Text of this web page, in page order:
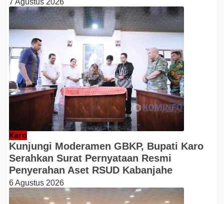
Karo
Kunjungi Moderamen GBKP, Bupati Karo
Serahkan Surat Pernyataan Resmi
Penyerahan Aset RSUD Kabanjahe
6 Agustus 2026